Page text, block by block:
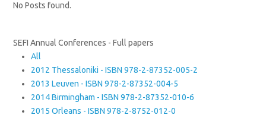
No Posts found.
SEFI Annual Conferences - Full papers
All
2012 Thessaloniki - ISBN 978-2-87352-005-2
2013 Leuven - ISBN 978-2-87352-004-5
2014 Birmingham - ISBN 978-2-87352-010-6
2015 Orleans - ISBN 978-2-8752-012-0